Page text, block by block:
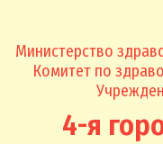
Министерство
Комитет по
4-я